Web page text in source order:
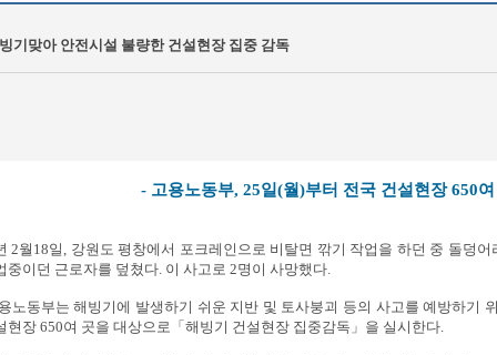
기맞아 안전시설 불량한 건설현장 집중 감독
- 고용노동부, 25일(월)부터 전국 건설현장 650
2월18일, 강원도 평창에서 포크레인으로 비탈면 깎기 작업을 하던 중 돌덩
중이던 근로자를 덮쳤다. 이 사고로 2명이 사망했다.
노동부는 해빙기에 발생하기 쉬운 지반 및 토사붕괴 등의 사고를 예방하기
현장 650여 곳을 대상으로「해빙기 건설현장 집중감독」을 실시한다.